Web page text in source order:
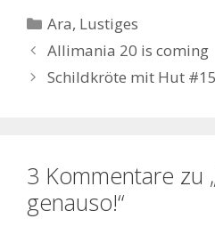
Kategorien
Ara, Lustiges
Allimania 20 is coming
Schildkröte mit Hut #15
3 Kommentare zu
genauso!“